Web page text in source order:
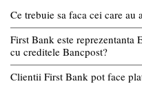
Ce trebuie sa faca cei care
First Bank este reprezentanta
cu creditele Bancpost?
Clientii First Bank pot face